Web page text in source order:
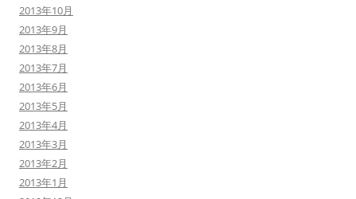
2013年10月
2013年9月
2013年8月
2013年7月
2013年6月
2013年5月
2013年4月
2013年3月
2013年2月
2013年1月